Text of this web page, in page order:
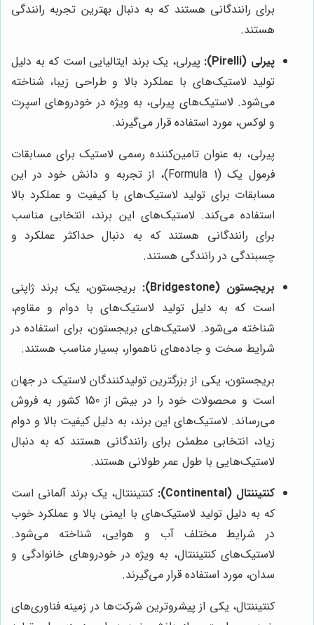
برای رانندگانی هستند که به دنبال بهترین تجربه رانندگی
هستند.
پیرلی (Pirelli):
پیرلی، یک برند ایتالیایی است که به دلیل
تولید لاستیک‌های با عملکرد بالا و طراحی زیبا، شناخته
می‌شود. لاستیک‌های پیرلی، به ویژه در خودروهای اسپرت
و لوکس، مورد استفاده قرار می‌گیرند.
پیرلی، به عنوان تامین‌کننده رسمی لاستیک برای مسابقات
فرمول یک (Formula 1)، از تجربه و دانش خود در این
مسابقات برای تولید لاستیک‌های با کیفیت و عملکرد بالا
استفاده می‌کند. لاستیک‌های این برند، انتخابی مناسب
برای رانندگانی هستند که به دنبال حداکثر عملکرد و
چسبندگی در رانندگی هستند.
بریجستون (Bridgestone):
بریجستون، یک برند ژاپنی
است که به دلیل تولید لاستیک‌های با دوام و مقاوم،
شناخته می‌شود. لاستیک‌های بریجستون، برای استفاده در
شرایط سخت و جاده‌های ناهموار، بسیار مناسب هستند.
بریجستون، یکی از بزرگترین تولیدکنندگان لاستیک در جهان
است و محصولات خود را در بیش از 150 کشور به فروش
می‌رساند. لاستیک‌های این برند، به دلیل کیفیت بالا و دوام
زیاد، انتخابی مطمئن برای رانندگانی هستند که به دنبال
لاستیک‌هایی با طول عمر طولانی هستند.
کنتیننتال (Continental):
کنتیننتال، یک برند آلمانی است
که به دلیل تولید لاستیک‌های با ایمنی بالا و عملکرد خوب
در شرایط مختلف آب و هوایی، شناخته می‌شود.
لاستیک‌های کنتیننتال، به ویژه در خودروهای خانوادگی و
سدان، مورد استفاده قرار می‌گیرند.
کنتیننتال، یکی از پیشروترین شرکت‌ها در زمینه فناوری‌های